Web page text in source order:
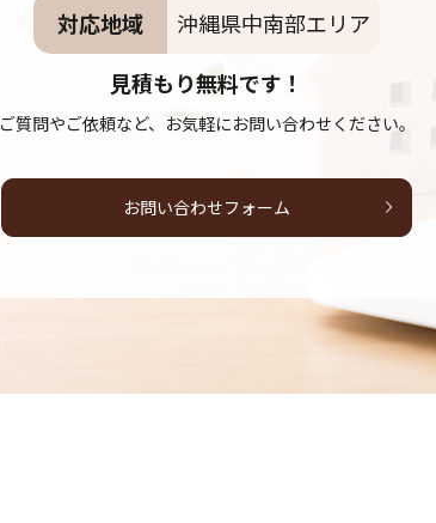
対応地域
沖縄県中南部エリア
見積もり無料です！
ご質問やご依頼など、お気軽にお問い合わせください。
お問い合わせフォーム